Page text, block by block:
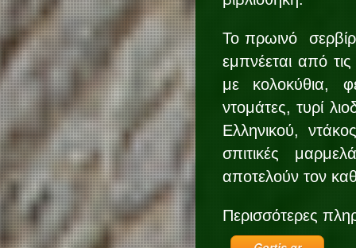
Το πρωινό
εμπνέεται από
με κολοκύθια,
ντομάτες, τυρί
Ελληνικού,
σπιτικές
αποτελούν τον
Περισσότερες